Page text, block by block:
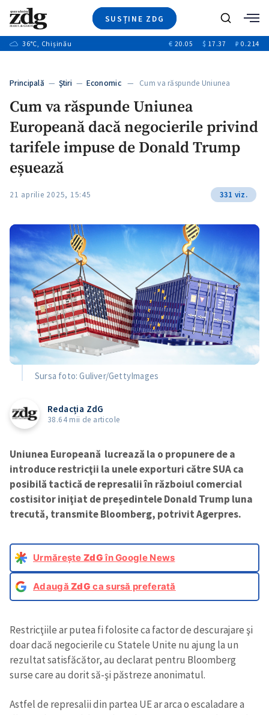
SUSȚINE ZDG
Ştiri
+11
Special
+1
Blog
Caută
36°C, Chișinău € 20.05 $ 17.37 ₽ 0.214
Principală — Ştiri — Economic— Cum va răspunde Uniunea
Cum va răspunde Uniunea
Europeană dacă negocierile privind
tarifele impuse de Donald Trump
eșuează
21 aprilie 2025, 15:45 331 viz.
Sursa foto: Guliver/GettyImages
Redacția ZdG
38.64 mii de articole
Uniunea Europeană lucrează la o propunere de a
introduce restricţii la unele exporturi către SUA ca
posibilă tactică de represalii în războiul comercial
costisitor iniţiat de preşedintele Donald Trump luna
trecută, transmite Bloomberg, potrivit Agerpres.
Urmărește ZdGîn Google News
AdaugăZdG ca sursă preferată
Restricţiile ar putea fi folosite ca factor de descurajare şi
doar dacă negocierile cu Statele Unite nu ajung la un
rezultat satisfăcător, au declarat pentru Bloomberg
surse care au dorit să-şi păstreze anonimatul.
Astfel de represalii din partea UE ar arca o escaladare a